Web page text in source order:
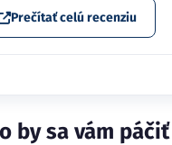
Prečítať celú recenziu
by sa vám páčiť